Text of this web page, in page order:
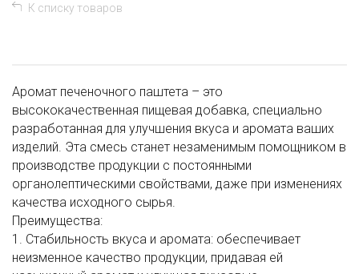
К списку товаров
Аромат печеночного паштета – это
высококачественная пищевая добавка, специально
разработанная для улучшения вкуса и аромата ваших
изделий. Эта смесь станет незаменимым помощником в
производстве продукции с постоянными
органолептическими свойствами, даже при изменениях
качества исходного сырья.
Преимущества:
1. Стабильность вкуса и аромата: обеспечивает
неизменное качество продукции, придавая ей